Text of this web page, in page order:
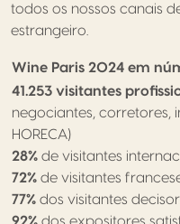
todos os nossos canais
estrangeiro.
Wine Paris 2024 em
41.253 visitantes
negociantes, corretores,
HORECA)
28% de visitantes
72% de visitantes
77% dos visitantes
92% dos expositores